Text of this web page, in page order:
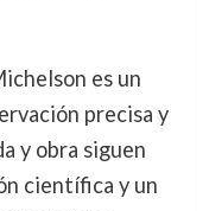
es un
precisa y
y obra siguen
científica y un